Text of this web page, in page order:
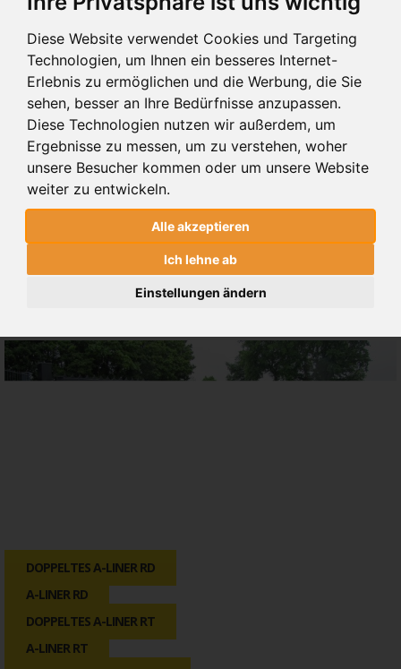
Diese Website verwendet Cookies und Targeting
Technologien, um Ihnen ein besseres Internet-
Erlebnis zu ermöglichen und die Werbung, die Sie
sehen, besser an Ihre Bedürfnisse anzupassen.
Diese Technologien nutzen wir außerdem, um
Ergebnisse zu messen, um zu verstehen, woher
unsere Besucher kommen oder um unsere Website
weiter zu entwickeln.
Alle akzeptieren
Ich lehne ab
Einstellungen ändern
DOPPELTES A-LINER VD
DOPPELTES A-LINER RD